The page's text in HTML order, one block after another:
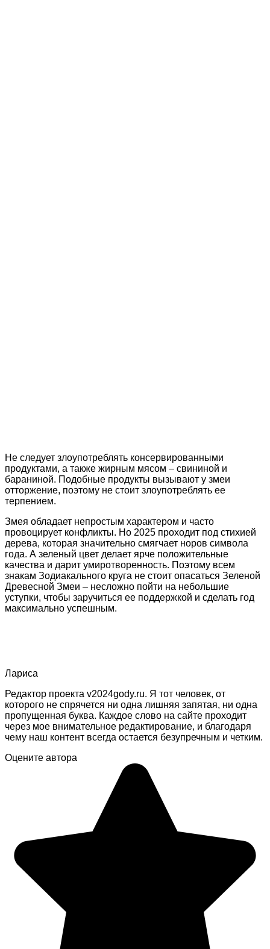
Не следует злоупотреблять консервированными
продуктами, а также жирным мясом – свининой и
бараниной. Подобные продукты вызывают у змеи
отторжение, поэтому не стоит злоупотреблять ее
терпением.
Змея обладает непростым характером и часто
провоцирует конфликты. Но 2025 проходит под стихией
дерева, которая значительно смягчает норов символа
года. А зеленый цвет делает ярче положительные
качества и дарит умиротворенность. Поэтому всем
знакам Зодиакального круга не стоит опасаться Зеленой
Древесной Змеи – несложно пойти на небольшие
уступки, чтобы заручиться ее поддержкой и сделать год
максимально успешным.
Лариса
Редактор проекта v2024gody.ru. Я тот человек, от
которого не спрячется ни одна лишняя запятая, ни одна
пропущенная буква. Каждое слово на сайте проходит
через мое внимательное редактирование, и благодаря
чему наш контент всегда остается безупречным и четким.
Оцените автора